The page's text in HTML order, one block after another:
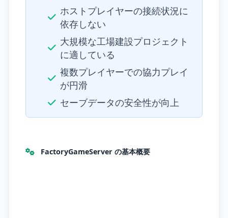
ホストプレイヤーの接続状況に
依存しない
大規模な工場建設プロジェクト
に適している
複数プレイヤーでの協力プレイ
が円滑
セーブデータの安全性が向上
FactoryGameServer の基本概要